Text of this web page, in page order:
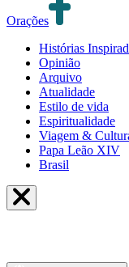
Orações
Histórias
Opinião
Arquivo
Atualidade
Estilo de vida
Espiritualidade
Viagem &
Papa Leão XIV
Brasil